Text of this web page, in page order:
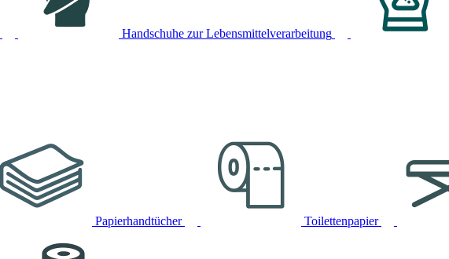
Handschuhe zur Lebensmittelverarbeitung
Papierhandtücher Toilettenpapier